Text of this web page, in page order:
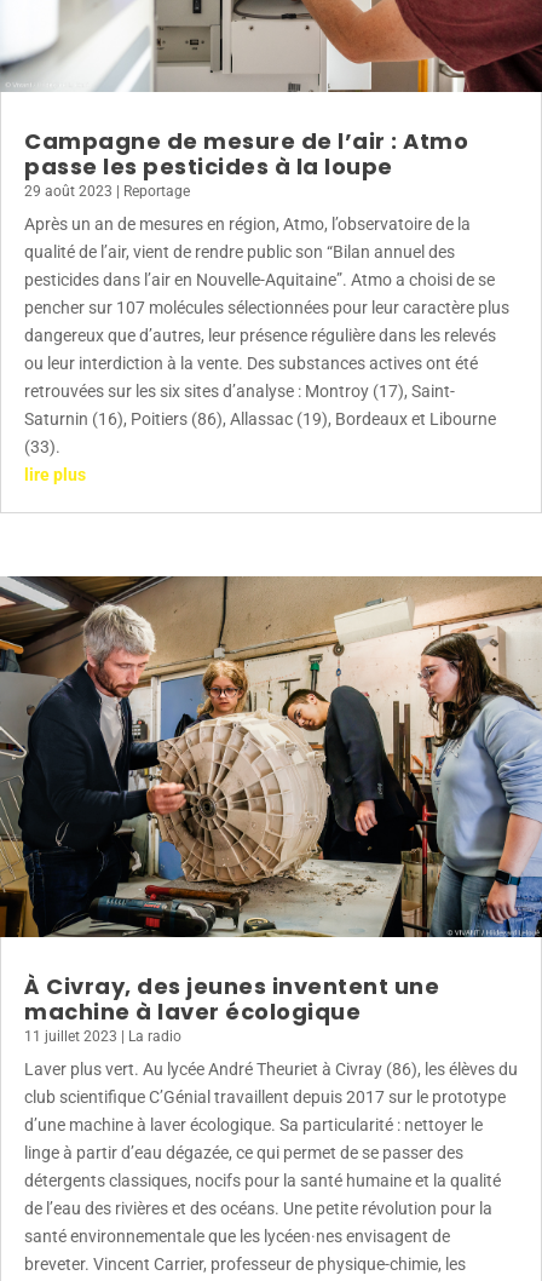
Campagne de mesure de l’air : Atmo
passe les pesticides à la loupe
29 août 2023 Reportage
Après un an de mesures en région, Atmo, l’observatoire de la
qualité de l’air, vient de rendre public son “Bilan annuel des
pesticides dans l’air en Nouvelle-Aquitaine”. Atmo a choisi de se
pencher sur 107 molécules sélectionnées pour leur caractère plus
dangereux que d’autres, leur présence régulière dans les relevés
ou leur interdiction à la vente. Des substances actives ont été
retrouvées sur les six sites d’analyse : Montroy (17), Saint-
Saturnin (16), Poitiers (86), Allassac (19), Bordeaux et Libourne
(33).
lire plus
À Civray, des jeunes inventent une
machine à laver écologique
11 juillet 2023 La radio
Laver plus vert. Au lycée André Theuriet à Civray (86), les élèves du
club scientifique C’Génial travaillent depuis 2017 sur le prototype
d’une machine à laver écologique. Sa particularité : nettoyer le
linge à partir d’eau dégazée, ce qui permet de se passer des
détergents classiques, nocifs pour la santé humaine et la qualité
de l’eau des rivières et des océans. Une petite révolution pour la
santé environnementale que les lycéen·nes envisagent de
breveter. Vincent Carrier, professeur de physique-chimie, les